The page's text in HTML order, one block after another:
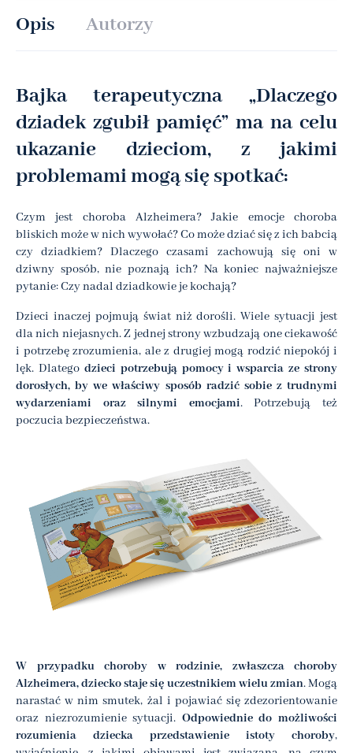
Opis Autorzy
Bajka terapeutyczna „Dlaczego
dziadek zgubił pamięć” ma na celu
ukazanie dzieciom, z jakimi
problemami mogą się spotkać:
Czym jest choroba Alzheimera? Jakie emocje choroba
bliskich może w nich wywołać? Co może dziać się z ich babcią
czy dziadkiem? Dlaczego czasami zachowują się oni w
dziwny sposób, nie poznają ich? Na koniec najważniejsze
pytanie: Czy nadal dziadkowie je kochają?
Dzieci inaczej pojmują świat niż dorośli. Wiele sytuacji jest
dla nich niejasnych. Z jednej strony wzbudzają one ciekawość
i potrzebę zrozumienia, ale z drugiej mogą rodzić niepokój i
lęk. Dlatego dzieci potrzebują pomocy i wsparcia ze strony
dorosłych, by we właściwy sposób radzić sobie z trudnymi
wydarzeniami oraz silnymi emocjami. Potrzebują też
poczucia bezpieczeństwa.
W przypadku choroby w rodzinie, zwłaszcza choroby
Alzheimera, dziecko staje się uczestnikiem wielu zmian. Mogą
narastać w nim smutek, żal i pojawiać się zdezorientowanie
oraz niezrozumienie sytuacji. Odpowiednie do możliwości
rozumienia dziecka przedstawienie istoty choroby,